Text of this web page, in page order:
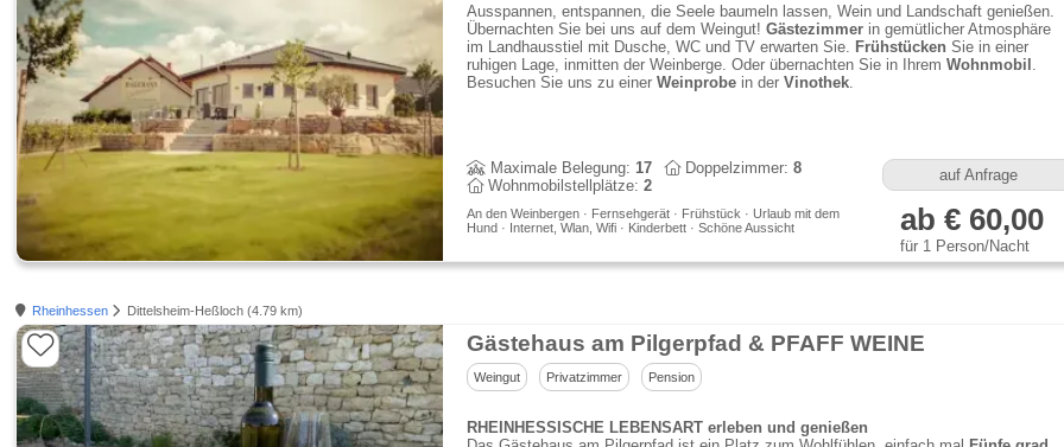
Ausspannen, entspannen, die Seele baumeln lassen, Wein und Landschaft genießen.
Übernachten Sie bei uns auf dem Weingut! Gästezimmerin gemütlicher Atmosphäre
im Landhausstiel mit Dusche, WC und TV erwarten Sie.
Frühstücken Sie in einer
ruhigen Lage, inmitten der Weinberge. Oder übernachten Sie in Ihrem Wohnmobil
Besuchen Sie uns zu einer Weinprobein der Vinothek.
Maximale Belegung: 17 Doppelzimmer: 8
Wohnmobilstellplätze: 2
An den Weinbergen · Fernsehgerät · Frühstück · Urlaub mit dem
Hund · Internet, Wlan, Wifi · Kinderbett · Schöne Aussicht
auf Anfrage
ab € 60,00
für 1 Person/Nacht
Rheinhessen Dittelsheim-Heßloch (4.79 km)
Gästehaus am Pilgerpfad & PFAFF WEINE
Weingut Privatzimmer Pension
RHEINHESSISCHE LEBENSART erleben und genießen